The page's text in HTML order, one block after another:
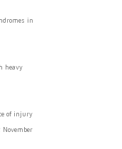
in
heavy
of injury